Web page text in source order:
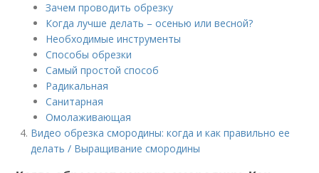
Зачем проводить обрезку
Когда лучше делать – осенью или весной?
Необходимые инструменты
Способы обрезки
Самый простой способ
Радикальная
Санитарная
Омолаживающая
Видео обрезка смородины: когда и как правильно ее
делать / Выращивание смородины